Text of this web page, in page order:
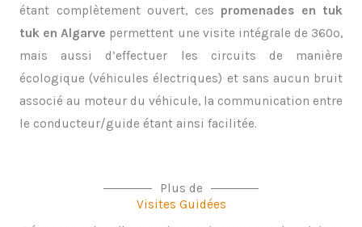
étant complètement ouvert, ces promenades en tuk
tuk en Algarve permettent une visite intégrale de 360º,
mais aussi d’effectuer les circuits de manière
écologique (véhicules électriques) et sans aucun bruit
associé au moteur du véhicule, la communication entre
le conducteur/guide étant ainsi facilitée.
Plus de
Visites Guidées